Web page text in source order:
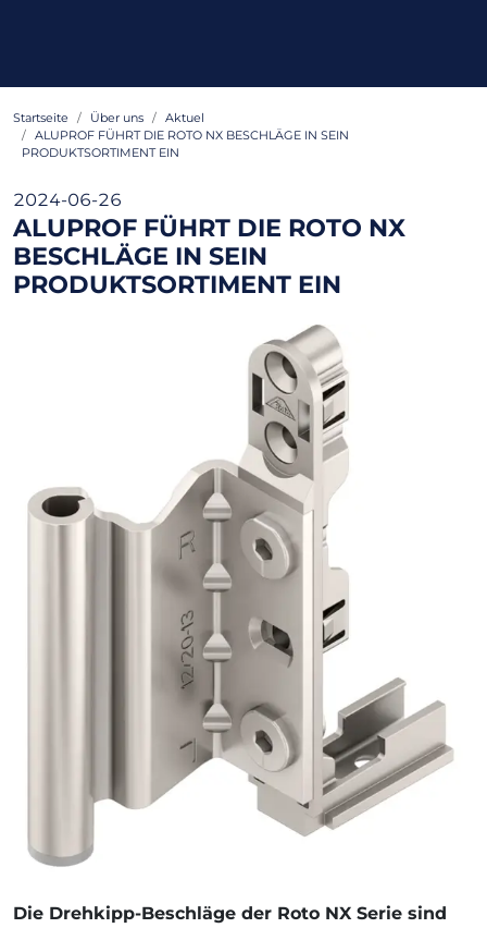
Startseite Über uns
Aktuel
ALUPROF FÜHRT DIE ROTO NX BESCHLÄGE IN SEIN
PRODUKTSORTIMENT EIN
2024-06-26
ALUPROF FÜHRT DIE ROTO NX
BESCHLÄGE IN SEIN
PRODUKTSORTIMENT EIN
Die Drehkipp-Beschläge der Roto NX Serie sind